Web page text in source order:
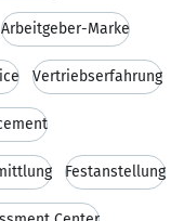
Arbeitgeber-Marke
Vertriebserfahrung
Festanstellung